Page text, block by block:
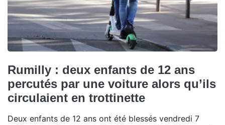
Rumilly : deux enfants de 12 ans
percutés par une voiture alors qu’ils
circulaient en trottinette
Deux enfants de 12 ans ont été blessés vendredi 7